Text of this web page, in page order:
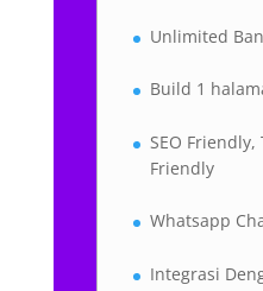
Unlimited
Build 1
SEO
Friendly
Whatsapp
Integrasi